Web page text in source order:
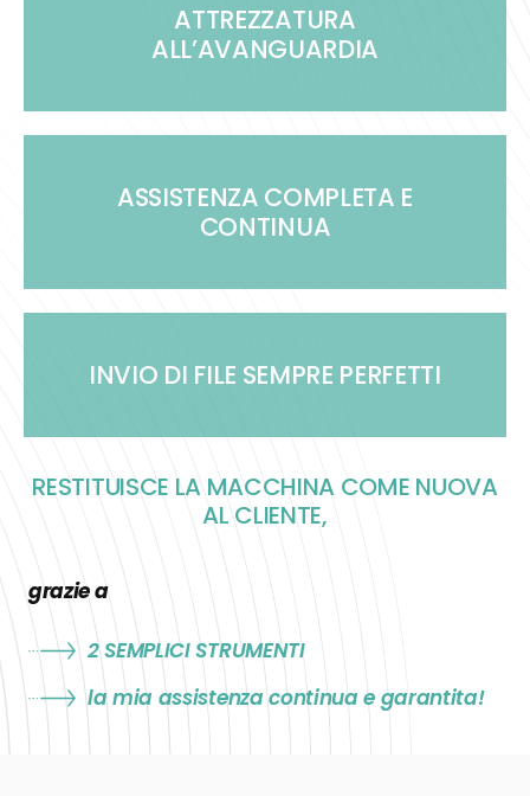
ATTREZZATURA
ALL’AVANGUARDIA
ASSISTENZA COMPLETA E
CONTINUA
INVIO DI FILE SEMPRE PERFETTI
RESTITUISCE LA MACCHINA COME NUOVA
AL CLIENTE,
grazie a
2 SEMPLICI STRUMENTI
la mia assistenza continua e garantita!